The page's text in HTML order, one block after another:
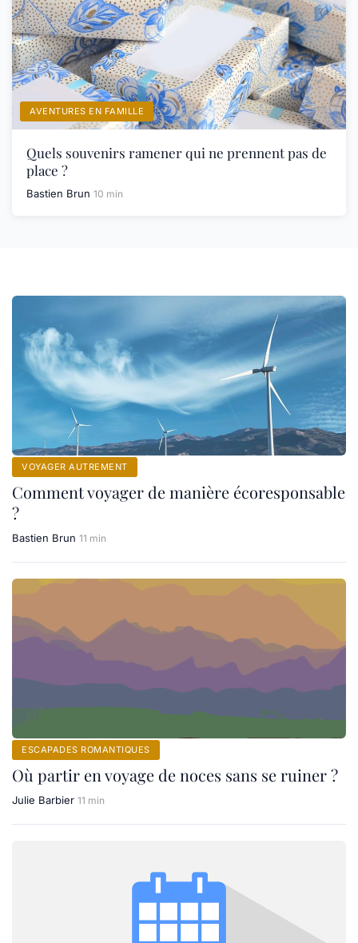
AVENTURES EN FAMILLE
Quels souvenirs ramener qui ne prennent pas de
place ?
Bastien Brun 10 min
VOYAGER AUTREMENT
Comment voyager de manière écoresponsable
?
Bastien Brun 11 min
ESCAPADES ROMANTIQUES
Où partir en voyage de noces sans se ruiner ?
Julie Barbier 11 min